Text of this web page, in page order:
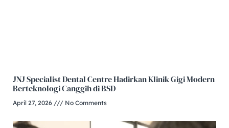
JNJ Specialist Dental Centre Hadirkan Klinik Gigi Modern
Berteknologi Canggih di BSD
April 27, 2026 No Comments